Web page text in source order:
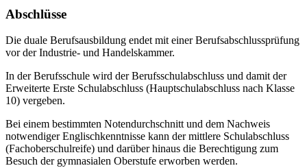
Abschlüsse
Die duale Berufsausbildung endet mit einer Berufsabschlussprüfung
vor der Industrie- und Handelskammer.
In der Berufsschule wird der Berufsschulabschluss und damit der
Erweiterte Erste Schulabschluss (Hauptschulabschluss nach Klasse
10) vergeben.
Bei einem bestimmten Notendurchschnitt und dem Nachweis
notwendiger Englischkenntnisse kann der mittlere Schulabschluss
(Fachoberschulreife) und darüber hinaus die Berechtigung zum
Besuch der gymnasialen Oberstufe erworben werden.